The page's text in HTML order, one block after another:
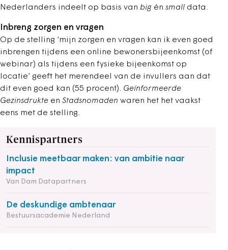
Nederlanders indeelt op basis van big én small data.
Inbreng zorgen en vragen
Op de stelling ‘mijn zorgen en vragen kan ik even goed
inbrengen tijdens een online bewonersbijeenkomst (of
webinar) als tijdens een fysieke bijeenkomst op
locatie’ geeft het merendeel van de invullers aan dat
dit even goed kan (55 procent). Geïnformeerde
Gezinsdrukte en Stadsnomaden waren het het vaakst
eens met de stelling.
Kennispartners
Inclusie meetbaar maken: van ambitie naar
impact
Van Dam Datapartners
De deskundige ambtenaar
Bestuursacademie Nederland